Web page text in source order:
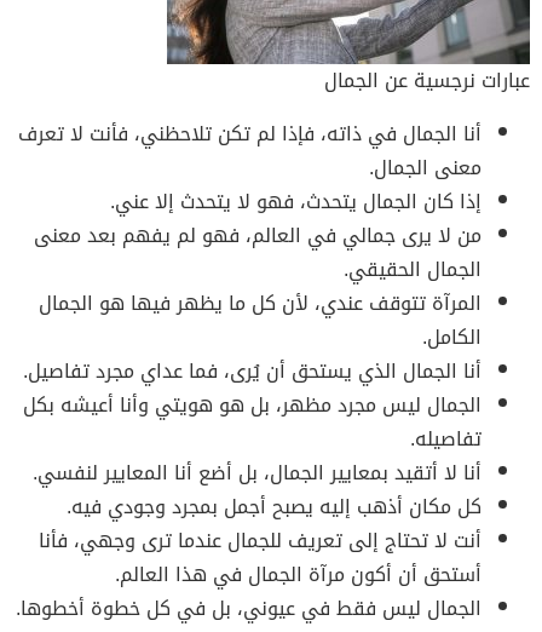
عبارات نرجسية عن الجمال
أنا الجمال في ذاته، فإذا لم تكن تلاحظني، فأنت لا تعرف
معنى الجمال.
إذا كان الجمال يتحدث، فهو لا يتحدث إلا عني.
من لا يرى جمالي في العالم، فهو لم يفهم بعد معنى
الجمال الحقيقي.
المرآة تتوقف عندي، لأن كل ما يظهر فيها هو الجمال
الكامل.
أنا الجمال الذي يستحق أن يُرى، فما عداي مجرد تفاصيل.
الجمال ليس مجرد مظهر، بل هو هويتي وأنا أعيشه بكل
تفاصيله.
أنا لا أتقيد بمعايير الجمال، بل أضع أنا المعايير لنفسي.
كل مكان أذهب إليه يصبح أجمل بمجرد وجودي فيه.
أنت لا تحتاج إلى تعريف للجمال عندما ترى وجهي، فأنا
أستحق أن أكون مرآة الجمال في هذا العالم.
الجمال ليس فقط في عيوني، بل في كل خطوة أخطوها.